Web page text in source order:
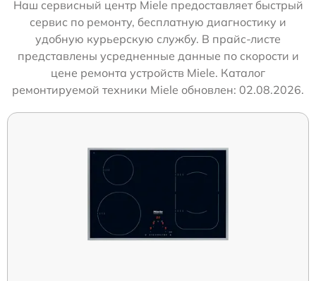
Наш сервисный центр Miele предоставляет быстрый
сервис по ремонту, бесплатную диагностику и
удобную курьерскую службу. В прайс-листе
представлены усредненные данные по скорости и
цене ремонта устройств Miele. Каталог
ремонтируемой техники Miele обновлен: 02.08.2026.